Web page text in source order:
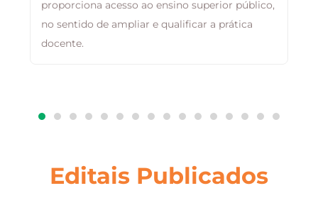
proporciona acesso ao ensino superior público,
no sentido de ampliar e qualificar a prática
docente.
Editais Publicados